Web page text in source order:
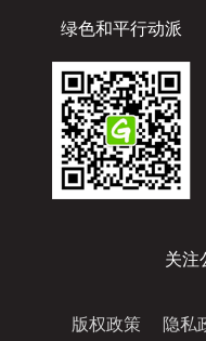
绿色和平行动派
关注
版权政策 隐私